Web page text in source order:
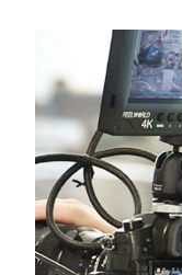
agosto 3, 2021